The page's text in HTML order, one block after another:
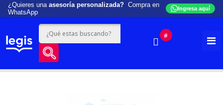
¿Quieres una asesoría personalizada? Compra en
WhatsApp
Ingresa aquí
#